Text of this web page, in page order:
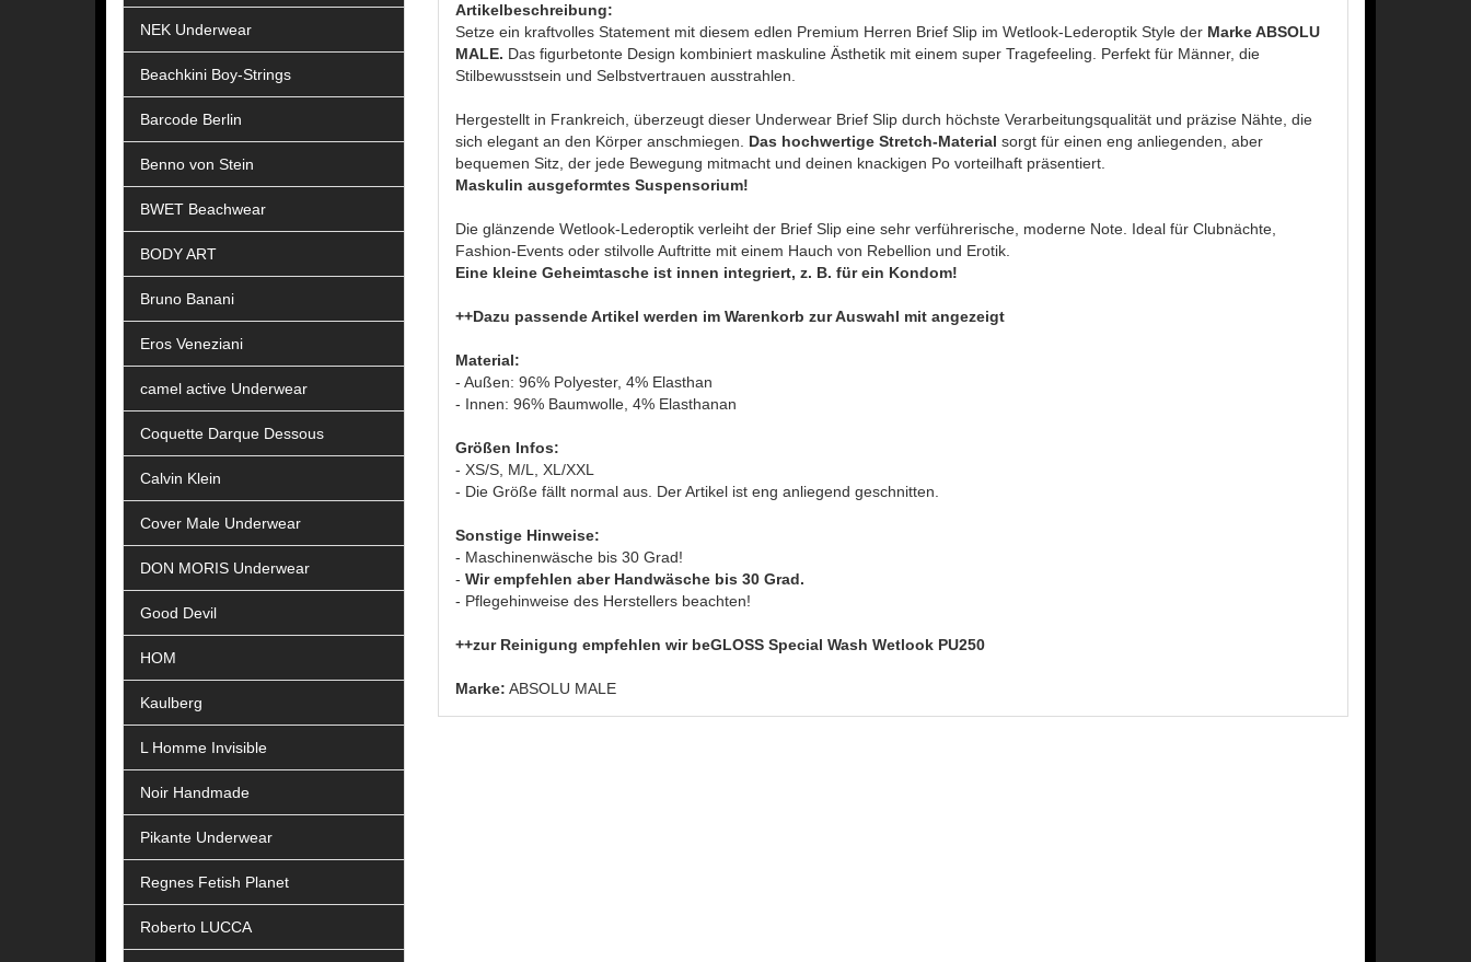
NEK Underwear
Beachkini Boy-Strings
Barcode Berlin
Benno von Stein
BWET Beachwear
BODY ART
Bruno Banani
Eros Veneziani
camel active Underwear
Coquette Darque Dessous
Calvin Klein
Cover Male Underwear
DON MORIS Underwear
Good Devil
HOM
Kaulberg
L Homme Invisible
Noir Handmade
Pikante Underwear
Regnes Fetish Planet
Roberto LUCCA
Artikelbeschreibung:
Setze ein kraftvolles Statement mit diesem edlen Premium Herren Brief Slip im Wetlook-Lederoptik Style der Marke ABSOLU
MALE. Das figurbetonte Design kombiniert maskuline Ästhetik mit einem super Tragefeeling. Perfekt für Männer, die
Stilbewusstsein und Selbstvertrauen ausstrahlen.
Hergestellt in Frankreich, überzeugt dieser Underwear Brief Slip durch höchste Verarbeitungsqualität und präzise Nähte, die
sich elegant an den Körper anschmiegen. Das hochwertige Stretch-Material sorgt für einen eng anliegenden, aber
bequemen Sitz, der jede Bewegung mitmacht und deinen knackigen Po vorteilhaft präsentiert.
Maskulin ausgeformtes Suspensorium!
Die glänzende Wetlook-Lederoptik verleiht der Brief Slip eine sehr verführerische, moderne Note. Ideal für Clubnächte,
Fashion-Events oder stilvolle Auftritte mit einem Hauch von Rebellion und Erotik.
Eine kleine Geheimtasche ist innen integriert, z. B. für ein Kondom!
++Dazu passende Artikel werden im Warenkorb zur Auswahl mit angezeigt
Material:
- Außen: 96% Polyester, 4% Elasthan
- Innen: 96% Baumwolle, 4% Elasthanan
Größen Infos:
- XS/S, M/L, XL/XXL
- Die Größe fällt normal aus. Der Artikel ist eng anliegend geschnitten.
Sonstige Hinweise:
- Maschinenwäsche bis 30 Grad!
- Wir empfehlen aber Handwäsche bis 30 Grad.
- Pflegehinweise des Herstellers beachten!
++zur Reinigung empfehlen wir beGLOSS Special Wash Wetlook PU250
Marke: ABSOLU MALE